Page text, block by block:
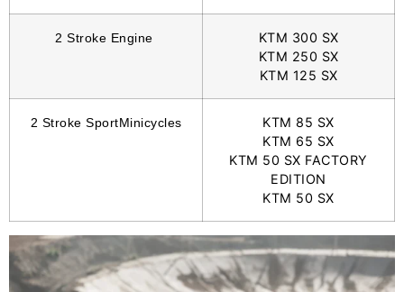
2 Stroke Engine
KTM 300 SX
KTM 250 SX
KTM 125 SX
2 Stroke SportMinicycles
KTM 85 SX
KTM 65 SX
KTM 50 SX FACTORY
EDITION
KTM 50 SX